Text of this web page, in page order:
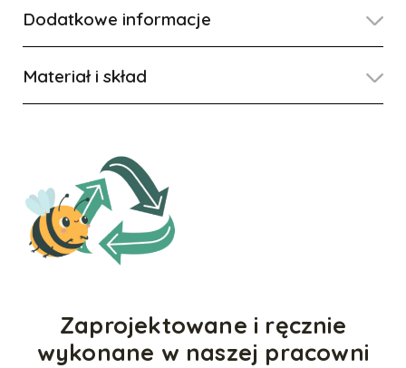
Dodatkowe informacje
Materiał i skład
Zaprojektowane i ręcznie
wykonane w naszej pracowni